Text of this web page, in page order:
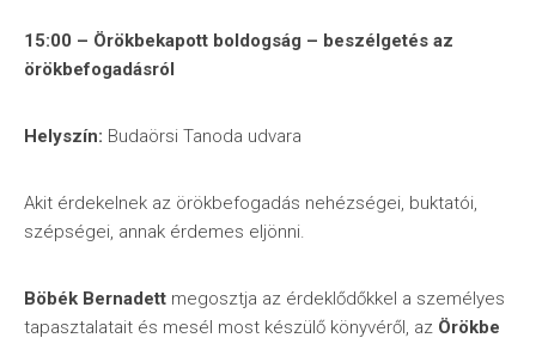
15:00 – Örökbekapott boldogság – beszélgetés az
örökbefogadásról
Helyszín: Budaörsi Tanoda udvara
Akit érdekelnek az örökbefogadás nehézségei, buktatói,
szépségei, annak érdemes eljönni.
Böbék Bernadett megosztja az érdeklődőkkel a személyes
tapasztalatait és mesél most készülő könyvéről, az Örökbe